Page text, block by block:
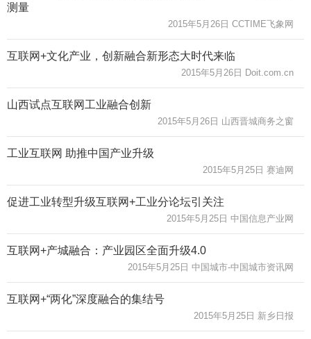
测量
2015年5月26日 CCTIME飞象网
互联网+文化产业，创新融合新形态大时代来临
2015年5月26日 Doit.com.cn
山西试点互联网工业融合创新
2015年5月26日 山西晋城商务之窗
工业互联网 助推中国产业升级
2015年5月25日 赛迪网
促进工业转型升级互联网+工业分论坛引关注
2015年5月25日 中国信息产业网
互联网+产城融合：产业园区全面升级4.0
2015年5月25日 中国城市-中国城市资讯网
互联网+“两化”深度融合的集结号
2015年5月25日 新乡日报